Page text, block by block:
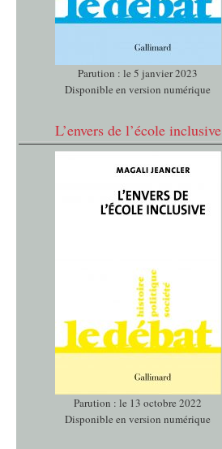
Parution : le 5 janvier 2023
Disponible en version numérique
L’envers de l’école inclusive
Parution : le 13 octobre 2022
Disponible en version numérique